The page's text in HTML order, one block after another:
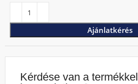
Ajánlatkérés
Kérdése van a termékkel